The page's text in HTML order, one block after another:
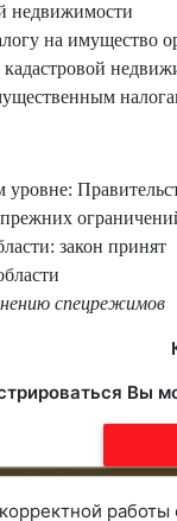
недвижимости
на имущество
закон принят
спецрежимов
Вы
работы